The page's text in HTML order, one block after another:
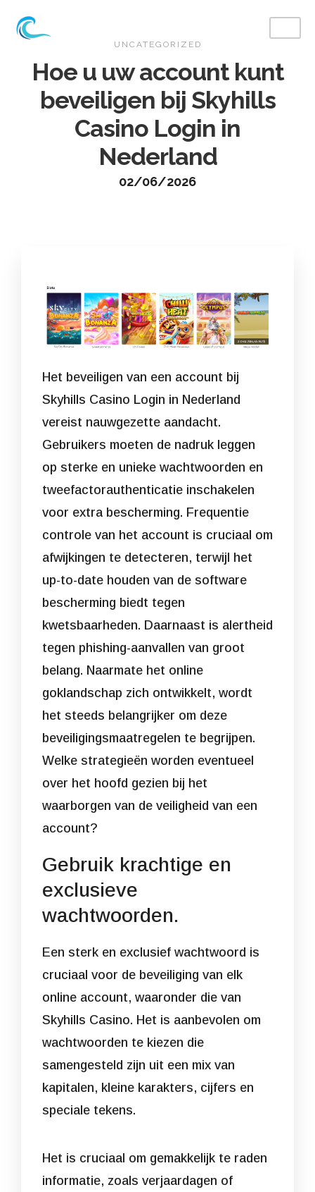
UNCATEGORIZED
Hoe u uw account kunt
beveiligen bij Skyhills
Casino Login in
Nederland
02/06/2026
Het beveiligen van een account bij
Skyhills Casino Login in Nederland
vereist nauwgezette aandacht.
Gebruikers moeten de nadruk leggen
op sterke en unieke wachtwoorden en
tweefactorauthenticatie inschakelen
voor extra bescherming. Frequentie
controle van het account is cruciaal om
afwijkingen te detecteren, terwijl het
up-to-date houden van de software
bescherming biedt tegen
kwetsbaarheden. Daarnaast is alertheid
tegen phishing-aanvallen van groot
belang. Naarmate het online
goklandschap zich ontwikkelt, wordt
het steeds belangrijker om deze
beveiligingsmaatregelen te begrijpen.
Welke strategieën worden eventueel
over het hoofd gezien bij het
waarborgen van de veiligheid van een
account?
Gebruik krachtige en
exclusieve
wachtwoorden.
Een sterk en exclusief wachtwoord is
cruciaal voor de beveiliging van elk
online account, waaronder die van
Skyhills Casino. Het is aanbevolen om
wachtwoorden te kiezen die
samengesteld zijn uit een mix van
kapitalen, kleine karakters, cijfers en
speciale tekens.
Het is cruciaal om gemakkelijk te raden
informatie, zoals verjaardagen of